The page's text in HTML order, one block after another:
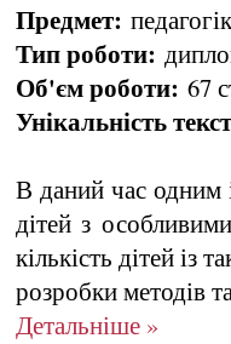
Предмет:
Тип роботи:
Об'єм роботи: 67
Унікальність
В даний час одним
дітей з
кількість дітей із
розробки методів
Детальніше »